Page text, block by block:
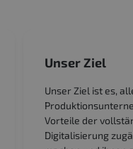
Unser Ziel
Unser Ziel ist es,
Vorteile der
Digitalisierung